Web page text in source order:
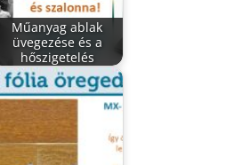
Műanyag ablak
üvegezése és a
hőszigetelés